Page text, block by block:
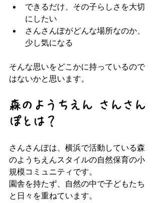
できるだけ、その子らしさを大切
にしたい
さんさんぽがどんな場所なのか、
少し気になる
そんな思いをどこかに持っているので
はないかと思います。
森のようちえん さんさん
ぽとは？
さんさんぽは、横浜で活動している森
のようちえんスタイルの自然保育の小
規模コミュニティです。
園舎を持たず、自然の中で子どもたち
と日々を重ねています。